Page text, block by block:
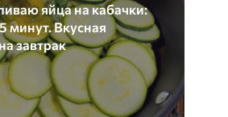
яйца на кабачки:
минут. Вкусная
завтрак